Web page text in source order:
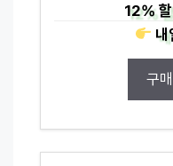
12%
내
구